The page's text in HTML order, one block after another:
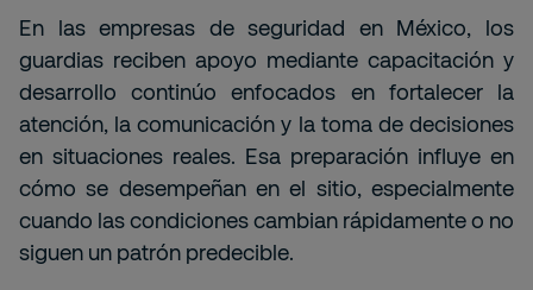
En las empresas de seguridad en México, los
guardias reciben apoyo mediante capacitación y
desarrollo
continúo
enfocados en fortalecer la
atención, la comunicación y la toma de decisiones
en situaciones reales. Esa preparación influye en
cómo se desempeñan en el sitio, especialmente
cuando las condiciones cambian rápidamente o no
siguen un patrón predecible.